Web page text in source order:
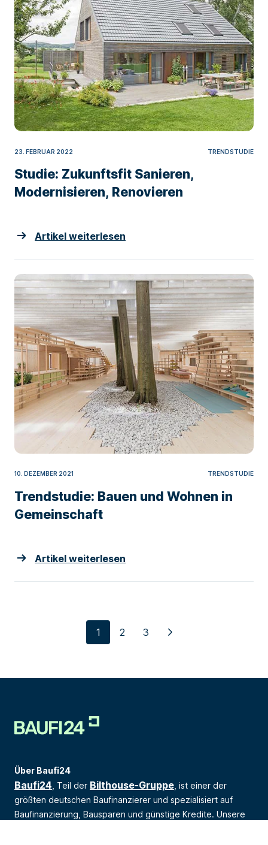
23. FEBRUAR 2022 TRENDSTUDIE
Studie: Zukunftsfit Sanieren,
Modernisieren, Renovieren
Artikel weiterlesen
10. DEZEMBER 2021 TRENDSTUDIE
Trendstudie: Bauen und Wohnen in
Gemeinschaft
Artikel weiterlesen
1 2 3
Über Baufi24
Baufi24 , Teil der Bilthouse-Gruppe , ist einer der
größten deutschen Baufinanzierer und spezialisiert auf
Baufinanzierung, Bausparen und günstige Kredite. Unsere